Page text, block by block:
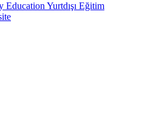
Education Yurtdışı Eğitim